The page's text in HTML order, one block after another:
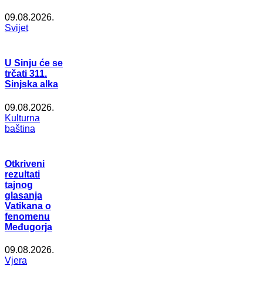
09.08.2026.
Svijet
U Sinju će se
trčati 311.
Sinjska alka
09.08.2026.
Kulturna
baština
Otkriveni
rezultati
tajnog
glasanja
Vatikana o
fenomenu
Međugorja
09.08.2026.
Vjera